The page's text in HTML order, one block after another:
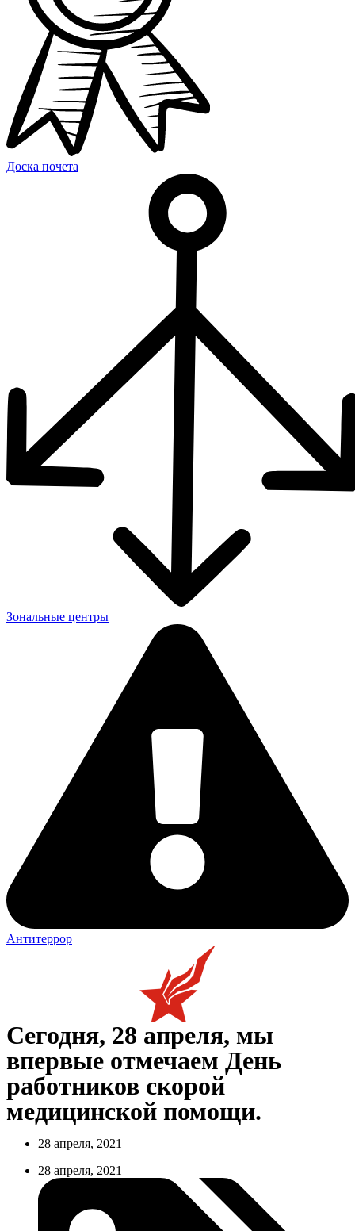
Доска почета
Зональные центры
Антитеррор
Сегодня, 28 апреля, мы
впервые отмечаем День
работников скорой
медицинской помощи.
28 апреля, 2021
28 апреля, 2021